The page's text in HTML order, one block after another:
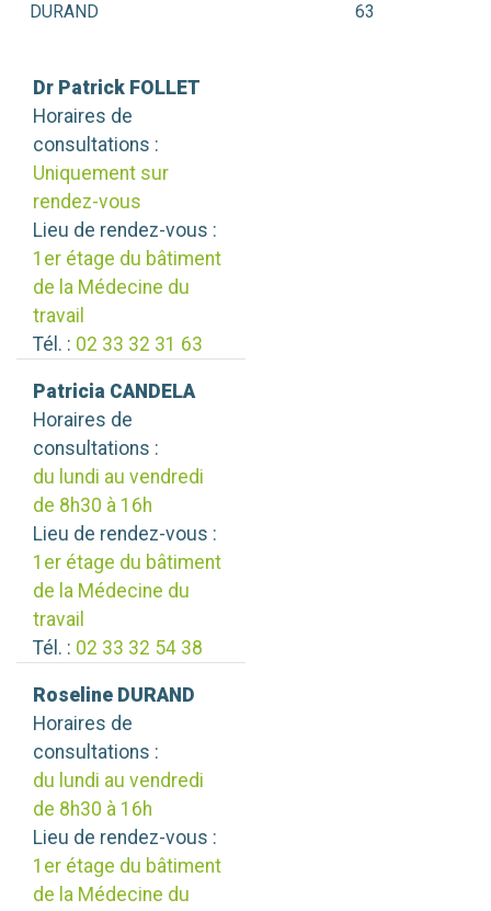
DURAND
63
Dr Patrick FOLLET
Horaires de
consultations :
Uniquement sur
rendez-vous
Lieu de rendez-vous :
1er étage du bâtiment
de la Médecine du
travail
Tél. : 02 33 32 31 63
Patricia CANDELA
Horaires de
consultations :
du lundi au vendredi
de 8h30 à 16h
Lieu de rendez-vous :
1er étage du bâtiment
de la Médecine du
travail
Tél. : 02 33 32 54 38
Roseline DURAND
Horaires de
consultations :
du lundi au vendredi
de 8h30 à 16h
Lieu de rendez-vous :
1er étage du bâtiment
de la Médecine du